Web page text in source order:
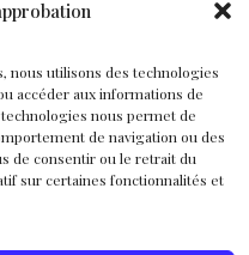
nous utilisons des technologies
accéder aux informations de
nous permet de
de navigation ou des
de consentir ou le retrait du
sur certaines fonctionnalités et